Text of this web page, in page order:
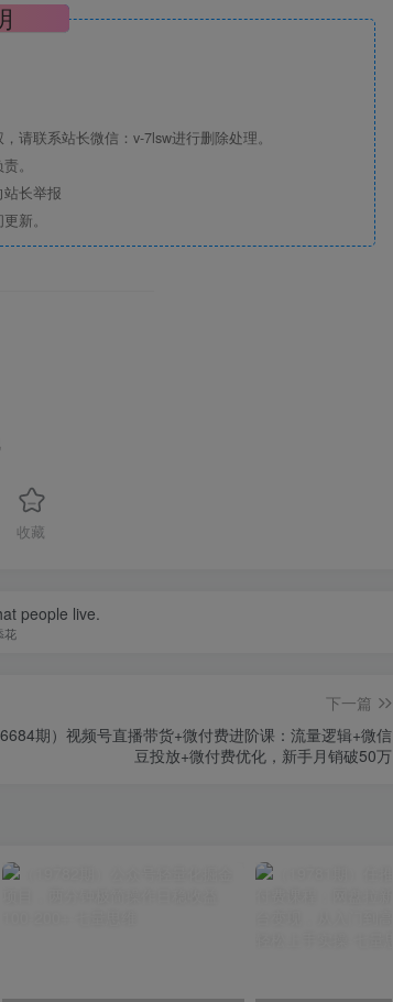
请联系站长微信：v-7lsw进行删除处理。
。
长举报
新。
收藏
people live.
花
下一篇
期）视频号直播带货+微付费进阶课：流量逻辑+微信
豆投放+微付费优化，新手月销破50万